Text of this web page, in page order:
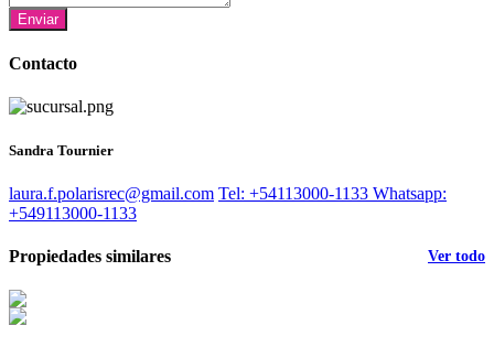
Enviar
Contacto
Sandra Tournier
laura.f.polarisrec@gmail.com Tel: +54113000-1133 Whatsapp:
+549113000-1133
Propiedades similares Ver todo